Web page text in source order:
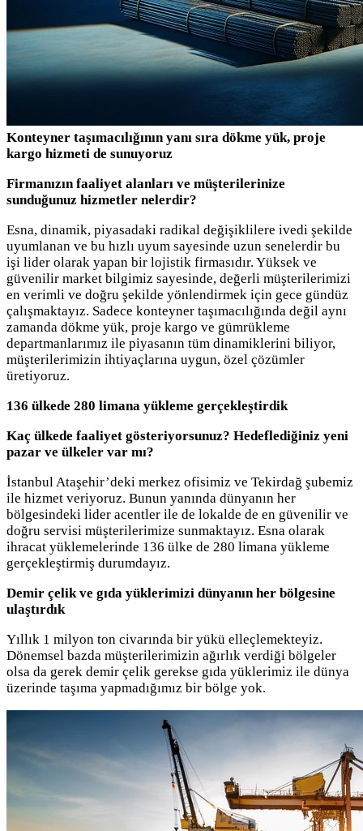
Konteyner taşımacılığının yanı sıra dökme yük, proje
kargo hizmeti de sunuyoruz
Firmanızın faaliyet alanları ve müşterilerinize
sunduğunuz hizmetler nelerdir?
Esna, dinamik, piyasadaki radikal değişiklilere ivedi şekilde
uyumlanan ve bu hızlı uyum sayesinde uzun senelerdir bu
işi lider olarak yapan bir lojistik firmasıdır. Yüksek ve
güvenilir market bilgimiz sayesinde, değerli müşterilerimizi
en verimli ve doğru şekilde yönlendirmek için gece gündüz
çalışmaktayız. Sadece konteyner taşımacılığında değil aynı
zamanda dökme yük, proje kargo ve gümrükleme
departmanlarımız ile piyasanın tüm dinamiklerini biliyor,
müşterilerimizin ihtiyaçlarına uygun, özel çözümler
üretiyoruz.
136 ülkede 280 limana yükleme gerçekleştirdik
Kaç ülkede faaliyet gösteriyorsunuz? Hedeflediğiniz yeni
pazar ve ülkeler var mı?
İstanbul Ataşehir’deki merkez ofisimiz ve Tekirdağ şubemiz
ile hizmet veriyoruz. Bunun yanında dünyanın her
bölgesindeki lider acentler ile de lokalde de en güvenilir ve
doğru servisi müşterilerimize sunmaktayız. Esna olarak
ihracat yüklemelerinde 136 ülke de 280 limana yükleme
gerçekleştirmiş durumdayız.
Demir çelik ve gıda yüklerimizi dünyanın her bölgesine
ulaştırdık
Yıllık 1 milyon ton civarında bir yükü elleçlemekteyiz.
Dönemsel bazda müşterilerimizin ağırlık verdiği bölgeler
olsa da gerek demir çelik gerekse gıda yüklerimiz ile dünya
üzerinde taşıma yapmadığımız bir bölge yok.